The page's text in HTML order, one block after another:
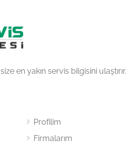
en yakın servis bilgisini ulaştırır.
Profilim
Firmalarım